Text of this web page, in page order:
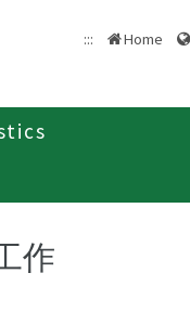
::: Home
作